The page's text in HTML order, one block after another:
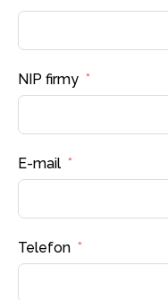
NIP firmy
E-mail
Telefon